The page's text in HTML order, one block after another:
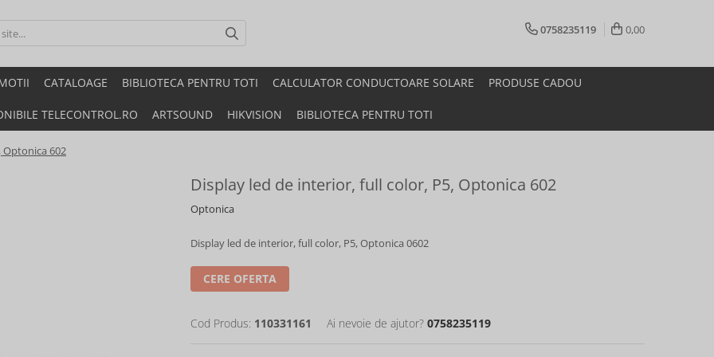
0758235119 0,00
CATALOAGE BIBLIOTECA PENTRU TOTI CALCULATOR CONDUCTOARE SOLARE PRODUSE CADOU
TELECONTROL.RO ARTSOUND HIKVISION BIBLIOTECA PENTRU TOTI
Optonica 602
Display led de interior, full color, P5, Optonica 602
Optonica
Display led de interior, full color, P5, Optonica 0602
CERE OFERTA
Cod Produs: 110331161 Ai nevoie de ajutor? 0758235119